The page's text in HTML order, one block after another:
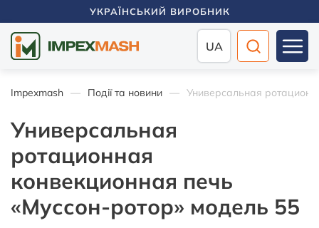
УКРАЇНСЬКИЙ ВИРОБНИК
UA
Impexmash Події та новини Универсальная
Универсальная
ротационная
конвекционная печь
«Муссон-ротор» модель 55